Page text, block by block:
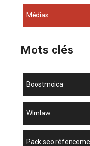
Médias
Mots clés
boostmoica
wlmlaw
pack seo